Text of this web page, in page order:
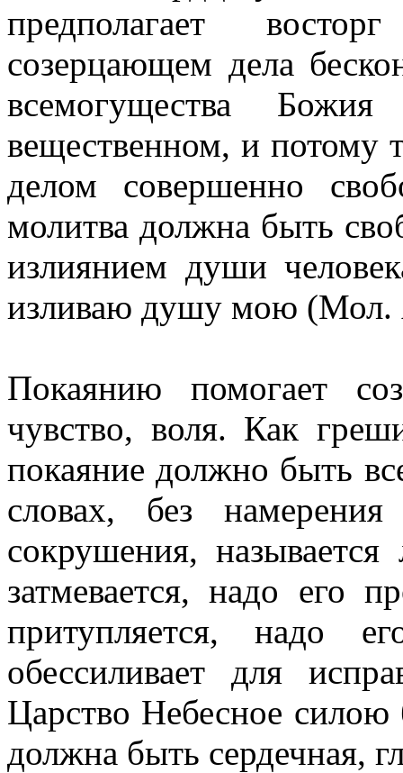
предполагает
созерцающем дела
всемогущества
вещественном, и потому
делом совершенно
молитва должна быть
излиянием души
изливаю душу мою (Мол.
Покаянию помогает
чувство, воля. Как
покаяние должно быть
словах, без
сокрушения,
затмевается, надо его
притупляется, надо
обессиливает для
Царство Небесное
должна быть сердечная,